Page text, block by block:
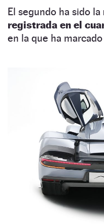
El segundo ha sido la
registrada en el
en la que ha marcado